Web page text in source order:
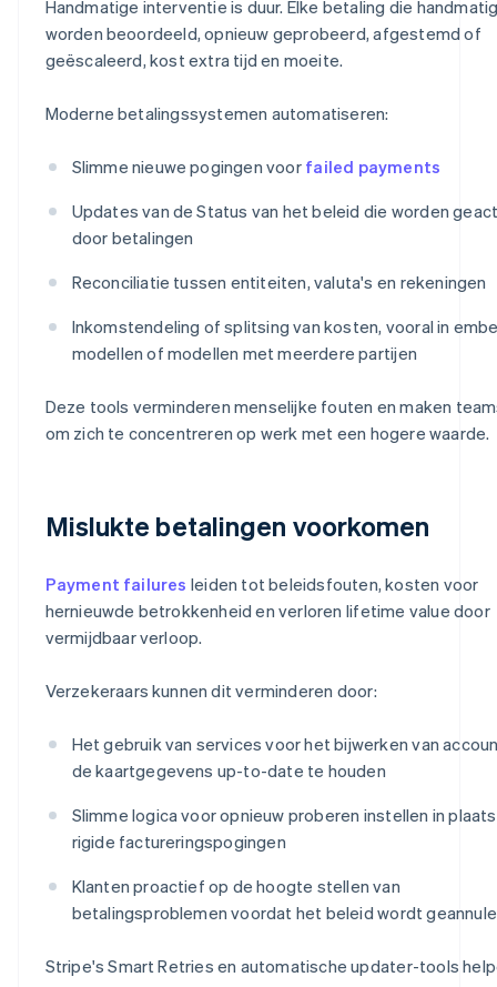
Handmatige interventie is duur. Elke betaling die
worden beoordeeld, opnieuw geprobeerd, afgestemd of
geëscaleerd, kost extra tijd en moeite.
Moderne betalingssystemen automatiseren:
Slimme nieuwe pogingen voor failed payments
Updates van de Status van het beleid die worden
door betalingen
Reconciliatie tussen entiteiten, valuta's en rekeningen
Inkomstendeling of splitsing van kosten, vooral in
modellen of modellen met meerdere partijen
Deze tools verminderen menselijke fouten en maken
om zich te concentreren op werk met een hogere waarde.
Mislukte betalingen voorkomen
Payment failures leiden tot beleidsfouten, kosten voor
hernieuwde betrokkenheid en verloren lifetime value door
vermijdbaar verloop.
Verzekeraars kunnen dit verminderen door:
Het gebruik van services voor het bijwerken van
de kaartgegevens up-to-date te houden
Slimme logica voor opnieuw proberen instellen in
rigide factureringspogingen
Klanten proactief op de hoogte stellen van
betalingsproblemen voordat het beleid wordt
Stripe's Smart Retries en automatische updater-tools